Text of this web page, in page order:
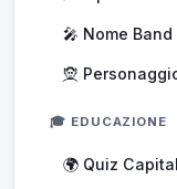
🎤 Nome Band
🧝
🎓 EDUCAZIONE
🌍 Quiz